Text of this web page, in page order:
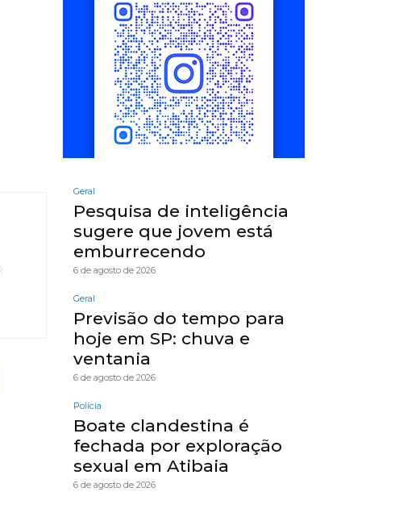
Geral
Pesquisa de inteligência
sugere que jovem está
emburrecendo
6 de agosto de 2026
Geral
Previsão do tempo para
hoje em SP: chuva e
ventania
6 de agosto de 2026
Polícia
Boate clandestina é
fechada por exploração
sexual em Atibaia
6 de agosto de 2026